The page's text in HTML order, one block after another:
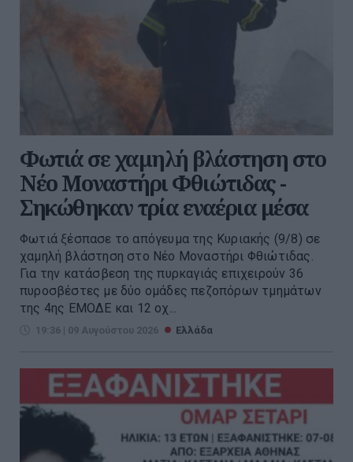
Φωτιά σε χαμηλή βλάστηση στο
Νέο Μοναστήρι Φθιώτιδας -
Σηκώθηκαν τρία εναέρια μέσα
Φωτιά ξέσπασε το απόγευμα της Κυριακής (9/8) σε
χαμηλή βλάστηση στο Νέο Μοναστήρι Φθιώτιδας.
Για την κατάσβεση της πυρκαγιάς επιχειρούν 36
πυροσβέστες με δύο ομάδες πεζοπόρων τμημάτων
της 4ης ΕΜΟΔΕ και 12 οχ...
19:36 | 09 Αυγούστου 2026 Ελλάδα